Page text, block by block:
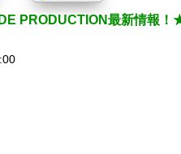
PRODUCTION最新情報